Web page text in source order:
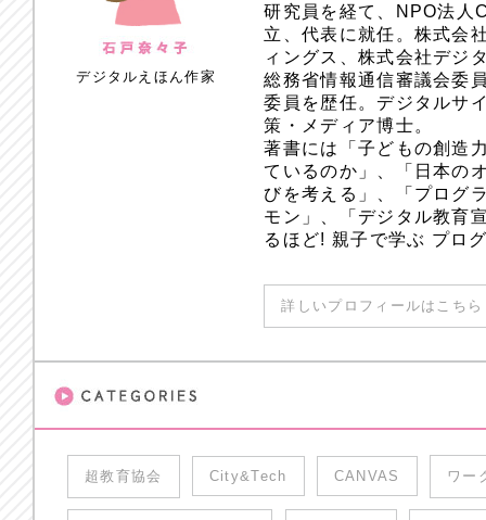
デジタルえほん作家
研究員を経て、NPO法人
立、代表に就任。株式会
ィングス、株式会社デジ
総務省情報通信審議会委
委員を歴任。デジタルサ
策・メディア博士。
著書には「子どもの創造
ているのか」、「日本の
びを考える」、「プログ
モン」、「デジタル教育
るほど! 親子で学ぶ プロ
詳しいプロフィールはこち
超教育協会 City&Tech CANVAS ワー